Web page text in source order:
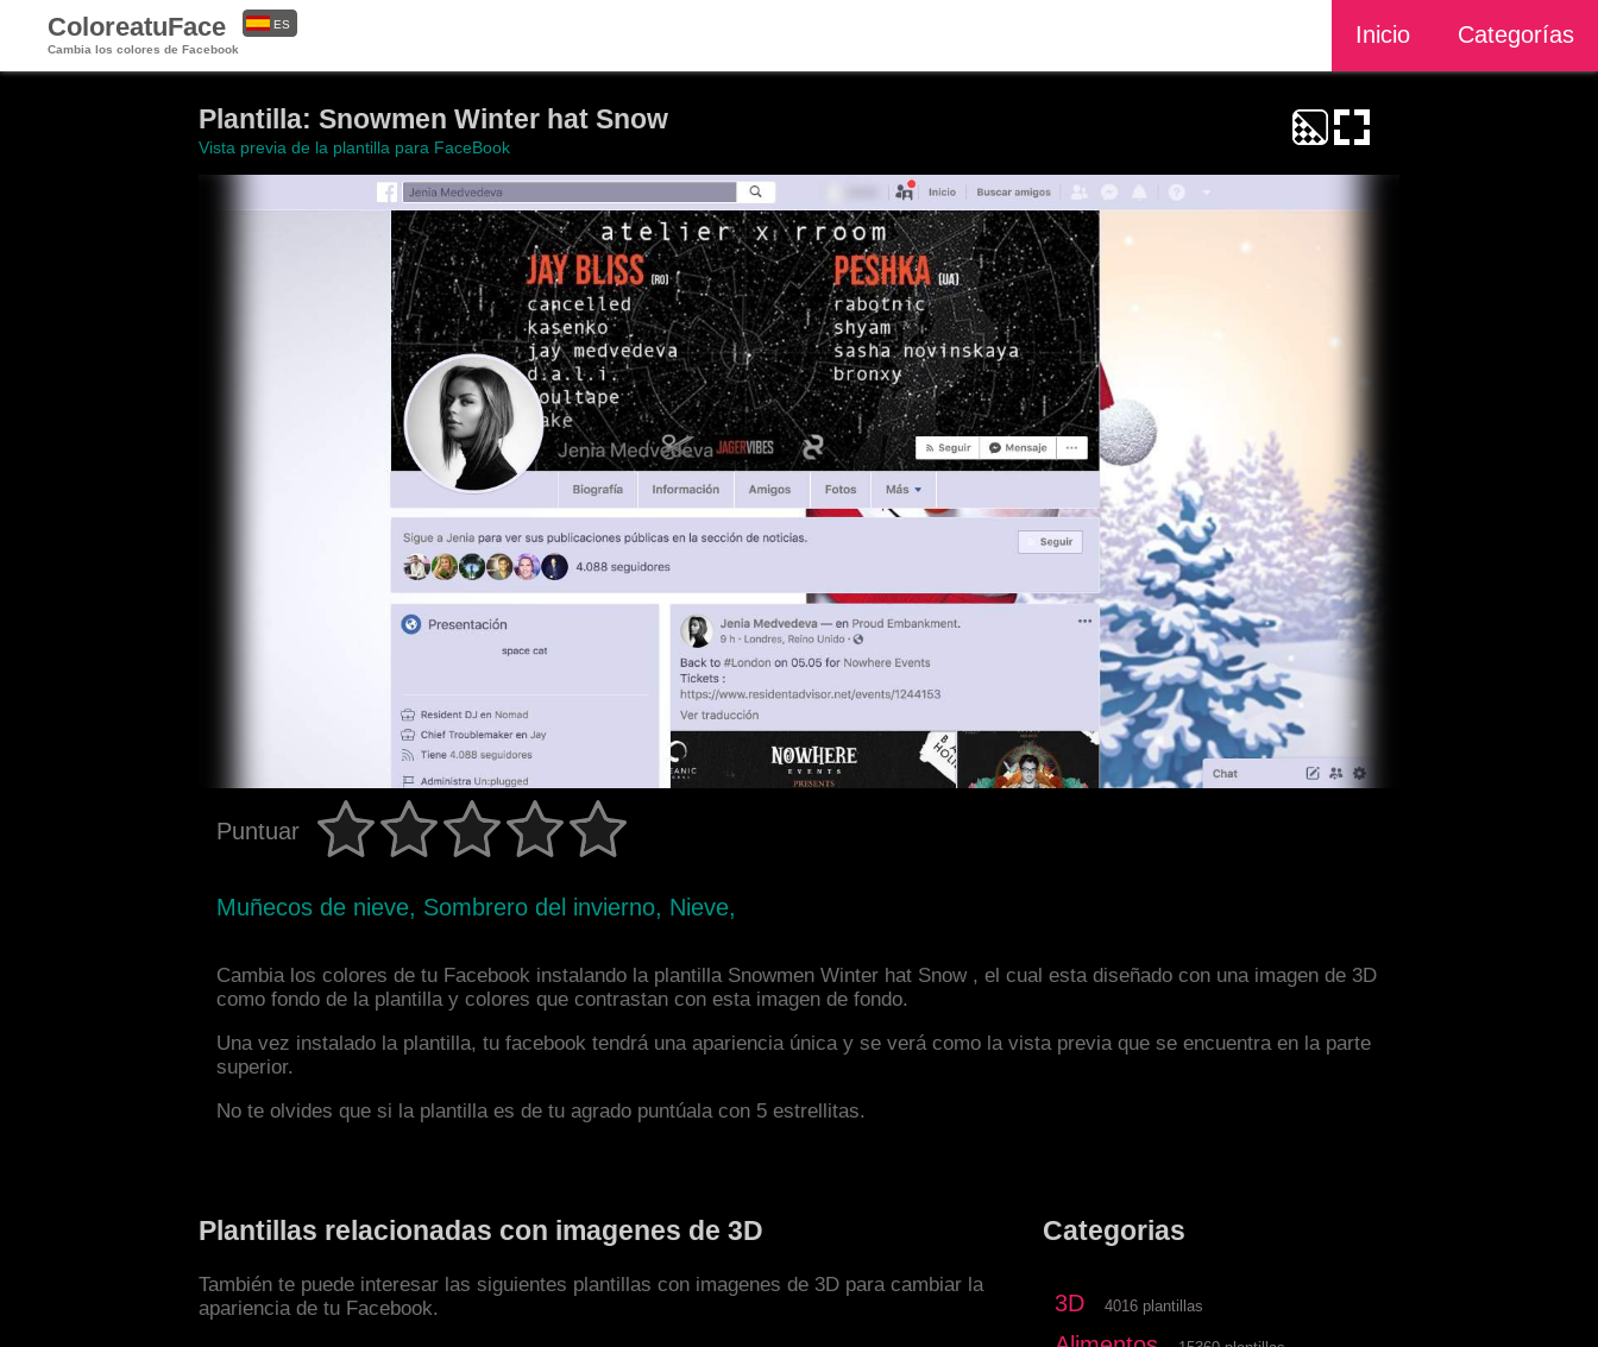
ColoreatuFace
Cambia los colores de Facebook
Inicio Categorías
ES
Plantilla: Snowmen Winter hat Snow
Vista previa de la plantilla para FaceBook
Puntuar
Muñecos de nieve, Sombrero del invierno, Nieve,
Cambia los colores de tu Facebook instalando la plantilla Snowmen Winter hat Snow , el cual esta diseñado con una imagen de 3D
como fondo de la plantilla y colores que contrastan con esta imagen de fondo.
Una vez instalado la plantilla, tu facebook tendrá una apariencia única y se verá como la vista previa que se encuentra en la parte
superior.
No te olvides que si la plantilla es de tu agrado puntúala con 5 estrellitas.
Plantillas relacionadas con imagenes de 3D
También te puede interesar las siguientes plantillas con imagenes de 3D para cambiar la
apariencia de tu Facebook.
Categorias
3D 4016 plantillas